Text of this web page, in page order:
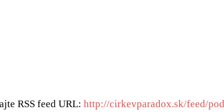
RSS feed URL: http://cirkevparadox.sk/feed/